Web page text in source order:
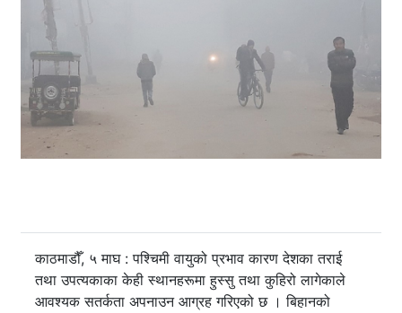
काठमाडौँ, ५ माघ : पश्चिमी वायुको प्रभाव कारण देशका तराई
तथा उपत्यकाका केही स्थानहरूमा हुस्सु तथा कुहिरो लागेकाले
आवश्यक सतर्कता अपनाउन आग्रह गरिएको छ । बिहानको